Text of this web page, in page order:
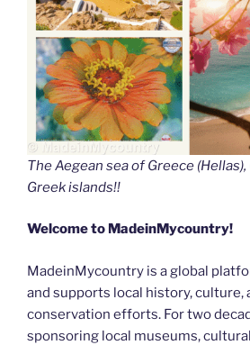
The Aegean sea of Greece
Greek islands!!
Welcome to MadeinMycountry!
MadeinMycountry is a global
and supports local history, culture,
conservation efforts. For two
sponsoring local museums,